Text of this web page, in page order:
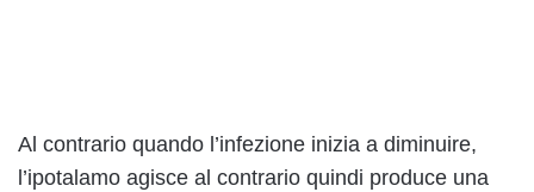
Al contrario quando l’infezione inizia a diminuire,
l’ipotalamo agisce al contrario quindi produce una